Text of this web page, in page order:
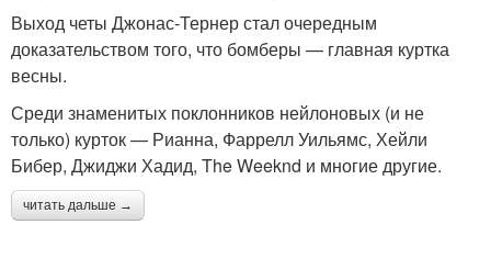
Выход четы Джонас-Тернер стал очередным
доказательством того, что бомберы — главная куртка
весны.
Среди знаменитых поклонников нейлоновых (и не
только) курток — Рианна, Фаррелл Уильямс, Хейли
Бибер, Джиджи Хадид, The Weeknd и многие другие.
читать дальше →